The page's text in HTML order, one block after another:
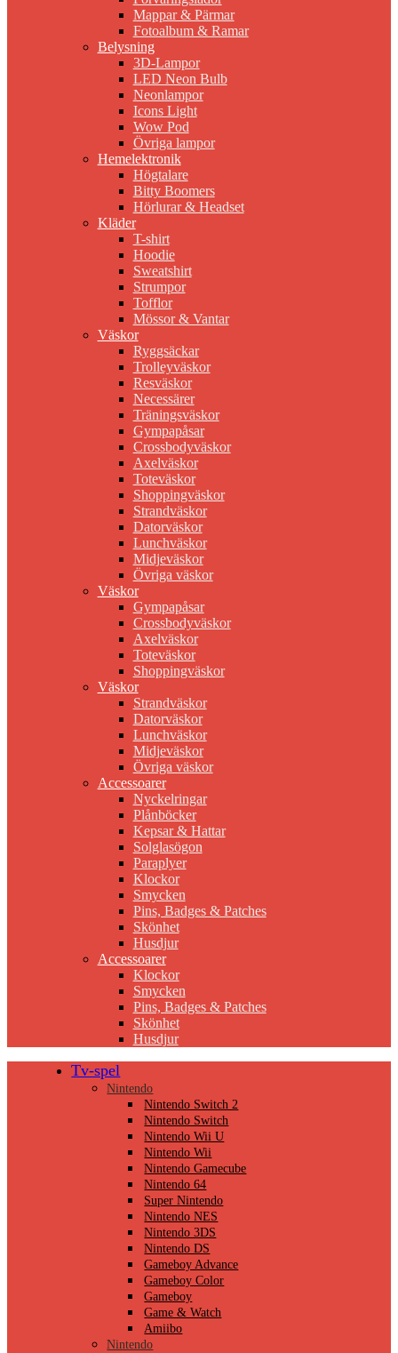
Mappar & Pärmar
Fotoalbum & Ramar
Belysning
3D-Lampor
LED Neon Bulb
Neonlampor
Icons Light
Wow Pod
Övriga lampor
Hemelektronik
Högtalare
Bitty Boomers
Hörlurar & Headset
Kläder
T-shirt
Hoodie
Sweatshirt
Strumpor
Tofflor
Mössor & Vantar
Väskor
Ryggsäckar
Trolleyväskor
Resväskor
Necessärer
Träningsväskor
Gympapåsar
Crossbodyväskor
Axelväskor
Toteväskor
Shoppingväskor
Strandväskor
Datorväskor
Lunchväskor
Midjeväskor
Övriga väskor
Väskor
Gympapåsar
Crossbodyväskor
Axelväskor
Toteväskor
Shoppingväskor
Väskor
Strandväskor
Datorväskor
Lunchväskor
Midjeväskor
Övriga väskor
Accessoarer
Nyckelringar
Plånböcker
Kepsar & Hattar
Solglasögon
Paraplyer
Klockor
Smycken
Pins, Badges & Patches
Skönhet
Husdjur
Accessoarer
Klockor
Smycken
Pins, Badges & Patches
Skönhet
Husdjur
Tv-spel
Nintendo
Nintendo Switch 2
Nintendo Switch
Nintendo Wii U
Nintendo Wii
Nintendo Gamecube
Nintendo 64
Super Nintendo
Nintendo NES
Nintendo 3DS
Nintendo DS
Gameboy Advance
Gameboy Color
Gameboy
Game & Watch
Amiibo
Nintendo